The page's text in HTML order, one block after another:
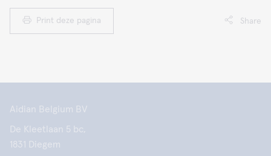
Print deze pagina Share
Aidian Belgium BV
De Kleetlaan 5 bc,
1831 Diegem